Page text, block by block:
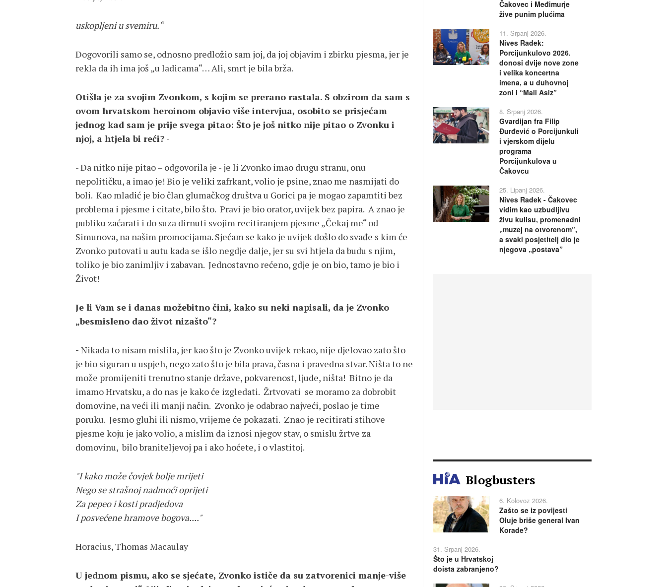
uskopljeni u svemiru.“
Dogovorili samo se, odnosno predložio sam joj, da joj objavim i zbirku pjesma, jer je
rekla da ih ima još „u ladicama“… Ali, smrt je bila brža.
Otišla je za svojim Zvonkom, s kojim se prerano rastala. S obzirom da sam s
ovom hrvatskom heroinom objavio više intervjua, osobito se prisjećam
jednog kad sam je prije svega pitao: Što je još nitko nije pitao o Zvonku i
njoj, a htjela bi reći? -
- Da nitko nije pitao – odgovorila je - je li Zvonko imao drugu stranu, onu
nepolitičku, a imao je! Bio je veliki zafrkant, volio je psine, znao me nasmijati do
boli. Kao mladić je bio član glumačkog društva u Gorici pa je mogao zapamtiti bez
problema i pjesme i citate, bilo što. Pravi je bio orator, uvijek bez papira. A znao je
publiku zaćarati i do suza dirnuti svojim recitiranjem pjesme „Čekaj me“ od
Simunova, na našim promocijama. Sjećam se kako je uvijek došlo do svađe s kim će
Zvonko putovati u autu kada se išlo negdje dalje, jer su svi htjela da budu s njim,
toliko je bio zanimljiv i zabavan. Jednostavno rećeno, gdje je on bio, tamo je bio i
Život!
Je li Vam se i danas možebitno čini, kako su neki napisali, da je Zvonko
„besmisleno dao život nizašto“?
- Nikada to nisam mislila, jer kao što je Zvonko uvijek rekao, nije djelovao zato što
je bio siguran u uspjeh, nego zato što je bila prava, časna i pravedna stvar. Ništa to ne
može promijeniti trenutno stanje države, pokvarenost, ljude, ništa! Bitno je da
imamo Hrvatsku, a do nas je kako će izgledati. Žrtvovati se moramo za dobrobit
domovine, na veći ili manji način. Zvonko je odabrao najveći, poslao je time
poruku. Jesmo gluhi ili nismo, vrijeme će pokazati. Znao je recitirati stihove
pjesme koju je jako volio, a mislim da iznosi njegov stav, o smislu žrtve za
domovinu, bilo braniteljevoj pa i ako hoćete, i o vlastitoj.
"I kako može čovjek bolje mrijeti
Nego se strašnoj nadmoći oprijeti
Za pepeo i kosti pradjedova
I posvećene hramove bogova...."
Horacius, Thomas Macaulay
U jednom pismu, ako se sjećate, Zvonko ističe da su zatvorenici manje-više
Čakovec i Međimurje
žive punim plućima
11. Srpanj 2026.
Nives Radek:
Porcijunkulovo 2026.
donosi dvije nove zone
i velika koncertna
imena, a u duhovnoj
zoni i “Mali Asiz”
8. Srpanj 2026.
Gvardijan fra Filip
Đurđević o Porcijunkuli
i vjerskom dijelu
programa
Porcijunkulova u
Čakovcu
25. Lipanj 2026.
Nives Radek - Čakovec
vidim kao uzbudljivu
živu kulisu, promenadni
„muzej na otvorenom”,
a svaki posjetitelj dio je
njegova „postava”
Blogbusters
6. Kolovoz 2026.
Zašto se iz povijesti
Oluje briše general Ivan
Korade?
31. Srpanj 2026.
Što je u Hrvatskoj
doista zabranjeno?